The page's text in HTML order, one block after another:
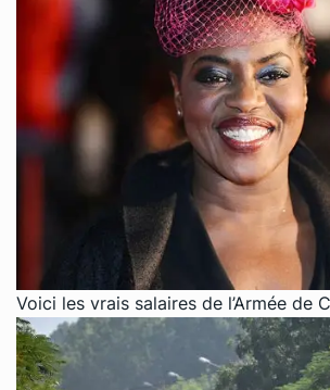
Voici les vrais salaires de l’Armée de